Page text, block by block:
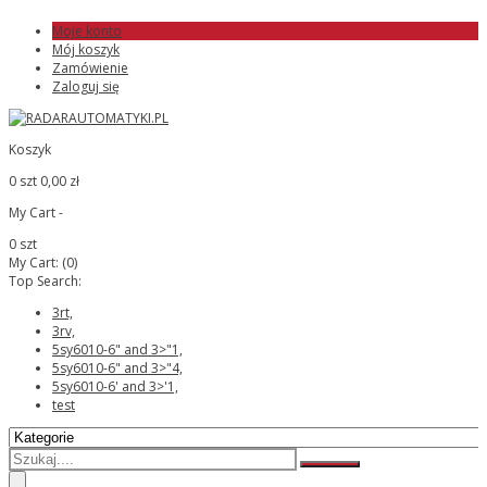
Moje konto
Mój koszyk
Zamówienie
Zaloguj się
Koszyk
0 szt 0,00 zł
My Cart -
0 szt
My Cart: (0)
Top Search:
3rt,
3rv,
5sy6010-6" and 3>"1,
5sy6010-6" and 3>"4,
5sy6010-6' and 3>'1,
test